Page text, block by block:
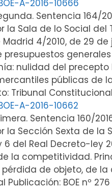
A-2016-10666
Sentencia 164/
la Sala de lo Social
4/2010, de 29
presupuestos
nulidad del
públicas de
Tribunal Constitucional
A-2016-10662
Sentencia 160/
la Sección Sexta de la
6 del Real Decreto-ley
la competitividad.
pérdida de objeto, de
Publicación: BOE nº